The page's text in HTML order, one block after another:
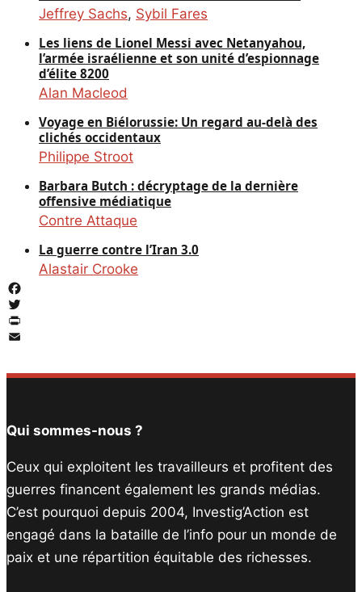
Jeffrey Sachs, Sybil Fares
Les liens de Lionel Messi avec Netanyahou,
l’armée israélienne et son unité d’espionnage
d’élite 8200
Alan Macleod
Voyage en Biélorussie: Un regard au-delà des
clichés occidentaux
Philippe Stroot
Barbara Butch : décryptage de la dernière
offensive médiatique
Contre Attaque
La guerre contre l’Iran 3.0
Alastair Crooke
Facebook
Twitter
PrintFriendly
Qui sommes-nous ?
Ceux qui exploitent les travailleurs et profitent des
guerres financent également les grands médias.
C’est pourquoi depuis 2004, Investig’Action est
engagé dans la bataille de l’info pour un monde de
paix et une répartition équitable des richesses.